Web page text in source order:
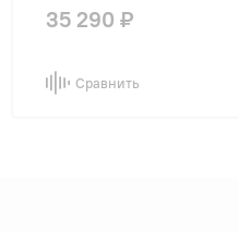
35 290 ₽
Сравнить